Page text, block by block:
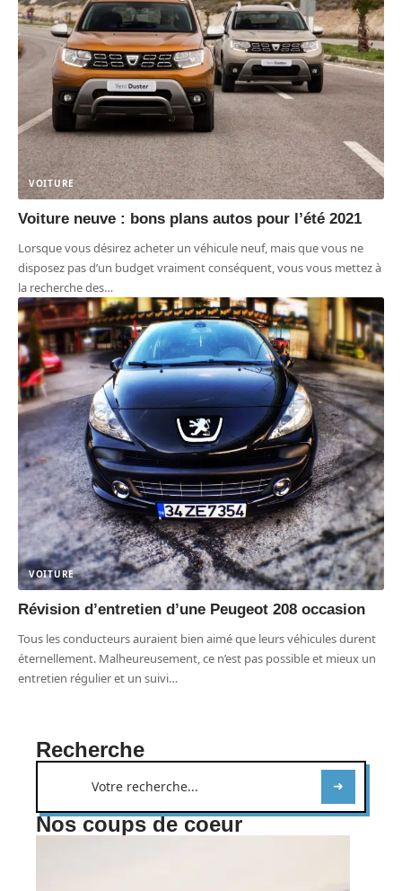
VOITURE
Voiture neuve : bons plans autos pour l’été 2021
Lorsque vous désirez acheter un véhicule neuf, mais que vous ne
disposez pas d’un budget vraiment conséquent, vous vous mettez à
la recherche des…
VOITURE
Révision d’entretien d’une Peugeot 208 occasion
Tous les conducteurs auraient bien aimé que leurs véhicules durent
éternellement. Malheureusement, ce n’est pas possible et mieux un
entretien régulier et un suivi…
Recherche
Nos coups de coeur